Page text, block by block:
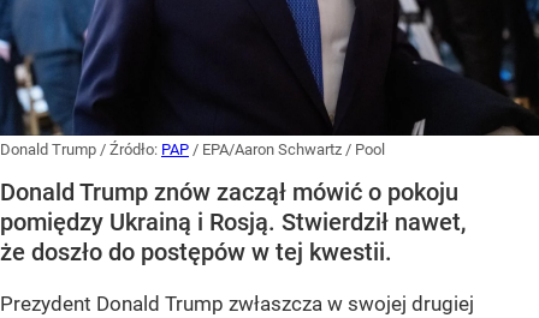
Donald Trump / Źródło: PAP / EPA/Aaron Schwartz / Pool
Donald Trump znów zaczął mówić o pokoju
pomiędzy Ukrainą i Rosją. Stwierdził nawet,
że doszło do postępów w tej kwestii.
Prezydent Donald Trump zwłaszcza w swojej drugiej